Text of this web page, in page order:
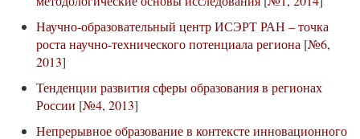
Научно-образовательный центр ИСЭРТ РАН – точка
роста научно-технического потенциала региона [№6,
2013]
Тенденции развития сферы образования в регионах
России [№4, 2013]
Непрерывное образование в контексте инновационного